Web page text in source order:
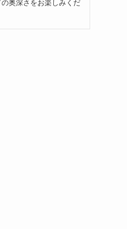
奥深さをお楽しみくだ